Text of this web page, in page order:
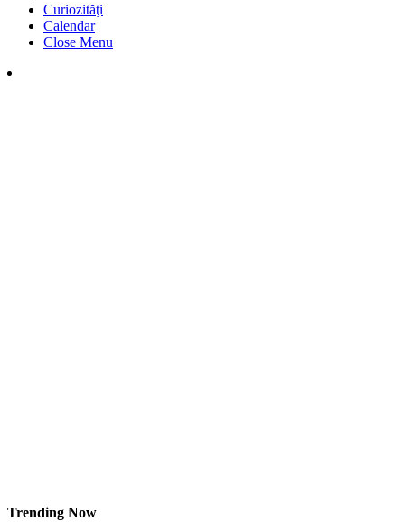
Curiozităţi
Calendar
Close Menu
Trending Now